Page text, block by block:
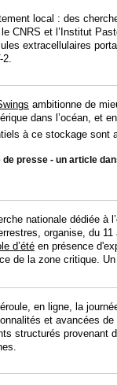
local : des
CNRS et l’Institut
extracellulaires
ambitionne de
dans l’océan, et
à ce stockage sont
de presse - un article
nationale dédiée à
organise, du 11
d’été en présence
de la zone critique. Un
en ligne, la
et avancées
structurés provenant